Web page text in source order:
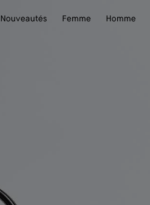
Nouveautés
Femme Homme